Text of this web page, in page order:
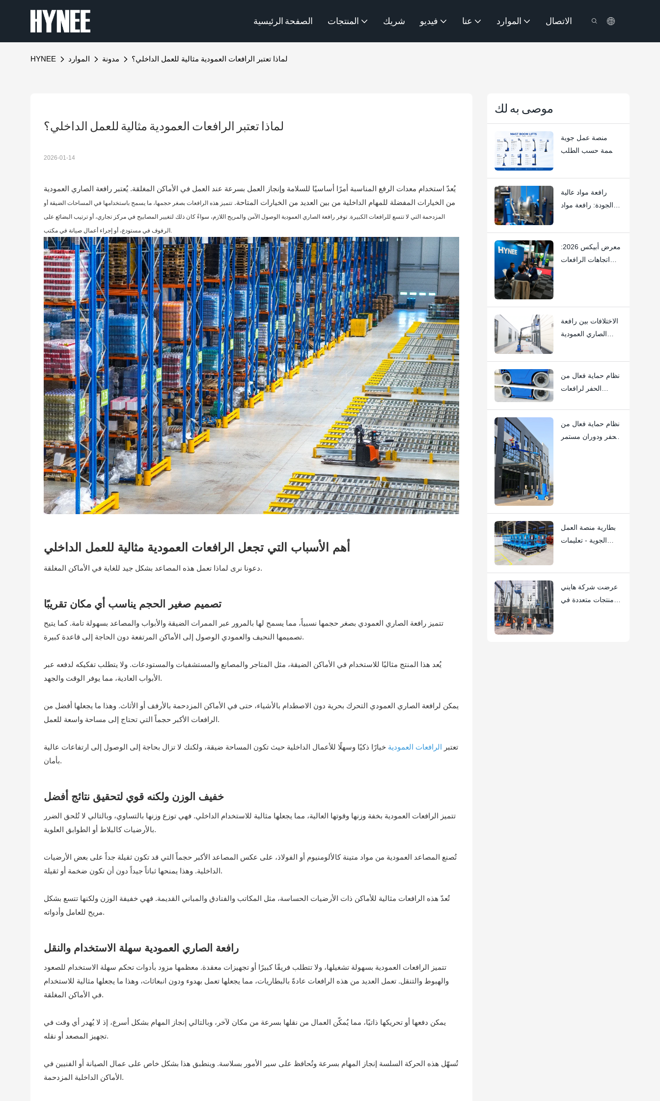
الصفحة الرئيسية المنتجات شريك فيديو عنا الموارد الاتصال
HYNEE الموارد مدونة لماذا تعتبر الرافعات العمودية مثالية للعمل الداخلي؟
لماذا تعتبر الرافعات العمودية مثالية للعمل الداخلي؟
2026-01-14
يُعدّ استخدام معدات الرفع المناسبة أمرًا أساسيًا للسلامة وإنجاز العمل بسرعة عند العمل في الأماكن المغلقة. يُعتبر رافعة الصاري العمودية
من الخيارات المفضلة للمهام الداخلية من بين العديد من الخيارات المتاحة.تتميز هذه الرافعات بصغر حجمها، ما يسمح باستخدامها في المساحات الضيقة أو
المزدحمة التي لا تتسع للرافعات الكبيرة. توفر رافعة الصاري العمودية الوصول الآمن والمريح اللازم، سواءً كان ذلك لتغيير المصابيح في مركز تجاري، أو ترتيب البضائع على
الرفوف في مستودع، أو إجراء أعمال صيانة في مكتب.
أهم الأسباب التي تجعل الرافعات العمودية مثالية للعمل الداخلي
دعونا نرى لماذا تعمل هذه المصاعد بشكل جيد للغاية في الأماكن المغلقة.
تصميم صغير الحجم يناسب أي مكان تقريبًا
تتميز رافعة الصاري العمودي بصغر حجمها نسبياً، مما يسمح لها بالمرور عبر الممرات الضيقة والأبواب والمصاعد بسهولة تامة. كما يتيح
تصميمها النحيف والعمودي الوصول إلى الأماكن المرتفعة دون الحاجة إلى قاعدة كبيرة.
يُعد هذا المنتج مثاليًا للاستخدام في الأماكن الضيقة، مثل المتاجر والمصانع والمستشفيات والمستودعات. ولا يتطلب تفكيكه لدفعه عبر
الأبواب العادية، مما يوفر الوقت والجهد.
يمكن لرافعة الصاري العمودي التحرك بحرية دون الاصطدام بالأشياء، حتى في الأماكن المزدحمة بالأرفف أو الأثاث. وهذا ما يجعلها أفضل من
الرافعات الأكبر حجماً التي تحتاج إلى مساحة واسعة للعمل.
تعتبر الرافعات العمودية خيارًا ذكيًا وسهلًا للأعمال الداخلية حيث تكون المساحة ضيقة، ولكنك لا تزال بحاجة إلى الوصول إلى ارتفاعات عالية
بأمان.
خفيف الوزن ولكنه قوي لتحقيق نتائج أفضل
تتميز الرافعات العمودية بخفة وزنها وقوتها العالية، مما يجعلها مثالية للاستخدام الداخلي. فهي توزع وزنها بالتساوي، وبالتالي لا تُلحق الضرر
بالأرضيات كالبلاط أو الطوابق العلوية.
تُصنع المصاعد العمودية من مواد متينة كالألومنيوم أو الفولاذ، على عكس المصاعد الأكبر حجماً التي قد تكون ثقيلة جداً على بعض الأرضيات
الداخلية. وهذا يمنحها ثباتاً جيداً دون أن تكون ضخمة أو ثقيلة.
تُعدّ هذه الرافعات مثالية للأماكن ذات الأرضيات الحساسة، مثل المكاتب والفنادق والمباني القديمة. فهي خفيفة الوزن ولكنها تتسع بشكل
مريح للعامل وأدواته.
رافعة الصاري العمودية سهلة الاستخدام والنقل
تتميز الرافعات العمودية بسهولة تشغيلها، ولا تتطلب فريقًا كبيرًا أو تجهيزات معقدة. معظمها مزود بأدوات تحكم سهلة الاستخدام للصعود
والهبوط والتنقل. تعمل العديد من هذه الرافعات عادةً بالبطاريات، مما يجعلها تعمل بهدوء ودون انبعاثات، وهذا ما يجعلها مثالية للاستخدام
في الأماكن المغلقة.
يمكن دفعها أو تحريكها ذاتيًا، مما يُمكّن العمال من نقلها بسرعة من مكان لآخر، وبالتالي إنجاز المهام بشكل أسرع، إذ لا يُهدر أي وقت في
تجهيز المصعد أو نقله.
تُسهّل هذه الحركة السلسة إنجاز المهام بسرعة وتُحافظ على سير الأمور بسلاسة. وينطبق هذا بشكل خاص على عمال الصيانة أو الفنيين في
الأماكن الداخلية المزدحمة.
موصى به لك
منصة عمل جوية
مصممة حسب الطلب
لسيناريوهات صناعية
متنوعة
رافعة مواد عالية
الجودة: رافعة مواد
الصاري الصغير -
تقضي على الصرير
معرض أبيكس 2026:
اتجاهات الرافعات
الاختلافات بين رافعة
الصاري العمودية
الذراع الشبيهة
بالرافعة الشوكية:
نظام حماية فعال من
الحفر لرافعات
معمق HI12N
نظام حماية فعال من
الحفر ودوران مستمر
بطارية منصة العمل
الجوية - تعليمات
عرضت شركة هايني
منتجات متعددة في